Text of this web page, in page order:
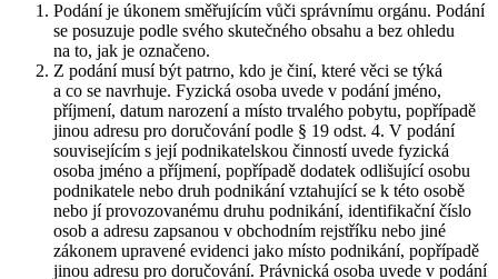
Podání je úkonem směřujícím vůči správnímu orgánu. Podání
se posuzuje podle svého skutečného obsahu a bez ohledu
na to, jak je označeno.
Z podání musí být patrno, kdo je činí, které věci se týká
a co se navrhuje. Fyzická osoba uvede v podání jméno,
příjmení, datum narození a místo trvalého pobytu, popřípadě
jinou adresu pro doručování podle § 19 odst. 4. V podání
souvisejícím s její podnikatelskou činností uvede fyzická
osoba jméno a příjmení, popřípadě dodatek odlišující osobu
podnikatele nebo druh podnikání vztahující se k této osobě
nebo jí provozovanému druhu podnikání, identifikační číslo
osob a adresu zapsanou v obchodním rejstříku nebo jiné
zákonem upravené evidenci jako místo podnikání, popřípadě
jinou adresu pro doručování. Právnická osoba uvede v podání